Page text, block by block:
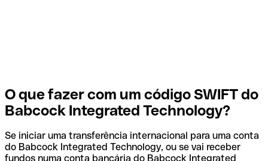
O que fazer com um código SWIFT do
Babcock Integrated Technology?
Se iniciar uma transferência internacional para uma conta
do Babcock Integrated Technology, ou se vai receber
fundos numa conta bancária do Babcock Integrated